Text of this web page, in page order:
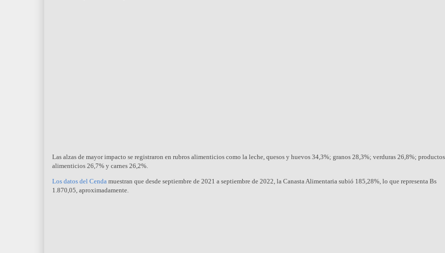
Las alzas de mayor impacto se registraron en rubros alimenticios como la leche, quesos y huevos 34,3%; granos 28,3%; verduras 26,8%; productos
alimenticios 26,7% y carnes 26,2%.
Los datos del Cenda muestran que desde septiembre de 2021 a septiembre de 2022, la Canasta Alimentaria subió 185,28%, lo que representa Bs
1.870,05, aproximadamente.